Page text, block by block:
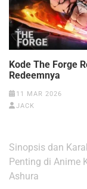
Kode The Forge
Redeemnya
11 MAR 2026
JACK
Navigasi
pos
Sinopsis dan
Penting di Anime
Ashura